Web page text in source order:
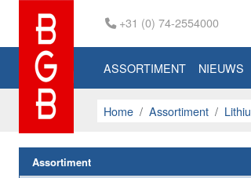
+31 (0) 74-2554000
ASSORTIMENT NIEUWS
Home Assortiment
Assortiment